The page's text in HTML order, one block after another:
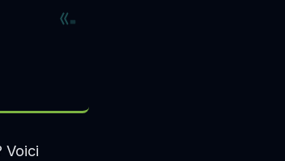
Voici